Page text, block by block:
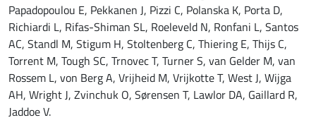
Papadopoulou E, Pekkanen J, Pizzi C, Polanska K, Porta D,
Richiardi L, Rifas-Shiman SL, Roeleveld N, Ronfani L, Santos
AC, Standl M, Stigum H, Stoltenberg C, Thiering E, Thijs C,
Torrent M, Tough SC, Trnovec T, Turner S, van Gelder M, van
Rossem L, von Berg A, Vrijheid M, Vrijkotte T, West J, Wijga
AH, Wright J, Zvinchuk O, Sørensen T, Lawlor DA, Gaillard R,
Jaddoe V.